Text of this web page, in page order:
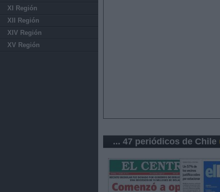
XI Región
XII Región
XIV Región
XV Región
... 47 periódicos de Chile